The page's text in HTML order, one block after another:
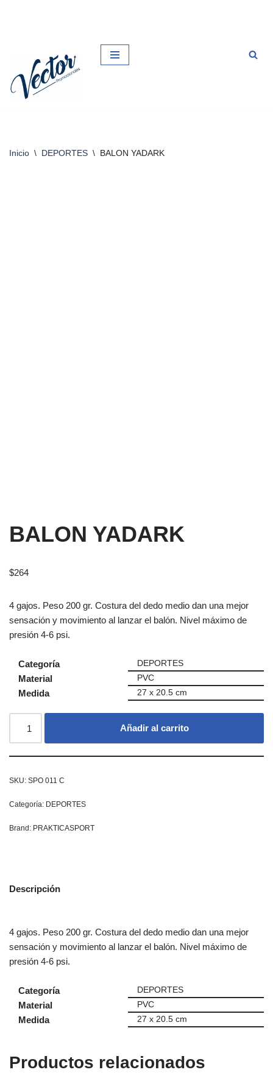
contenido
Inicio \ DEPORTES \ BALON YADARK
BALON YADARK
$264
4 gajos. Peso 200 gr. Costura del dedo medio dan una mejor
sensación y movimiento al lanzar el balón. Nivel máximo de
presión 4-6 psi.
Categoría DEPORTES
Material PVC
Medida 27 x 20.5 cm
Añadir al carrito
SKU: SPO 011 C
Categoría: DEPORTES
Brand: PRAKTICASPORT
Descripción
4 gajos. Peso 200 gr. Costura del dedo medio dan una mejor
sensación y movimiento al lanzar el balón. Nivel máximo de
presión 4-6 psi.
Categoría DEPORTES
Material PVC
Medida 27 x 20.5 cm
Productos relacionados